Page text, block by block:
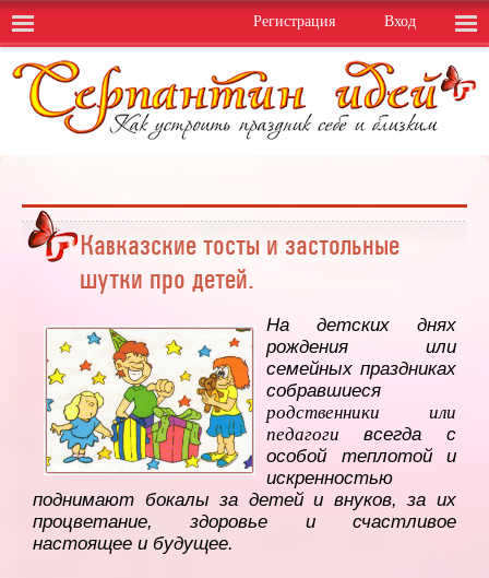
Вход
Регистрация
Кавказские тосты и застольные
шутки про детей.
На детских днях
рождения или
семейных праздниках
собравшиеся
родственники или
педагоги всегда с
особой теплотой и
искренностью
поднимают бокалы за детей и внуков, за их
процветание, здоровье и счастливое
настоящее и будущее.